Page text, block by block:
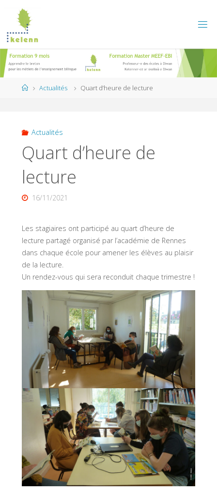
content
HomeActualités Quart d’heure de lecture
Actualités
Quart d’heure de
lecture
16/11/2021
Les stagiaires ont participé au quart d’heure de
lecture partagé organisé par l’académie de Rennes
dans chaque école pour amener les élèves au plaisir
de la lecture.
Un rendez-vous qui sera reconduit chaque trimestre !